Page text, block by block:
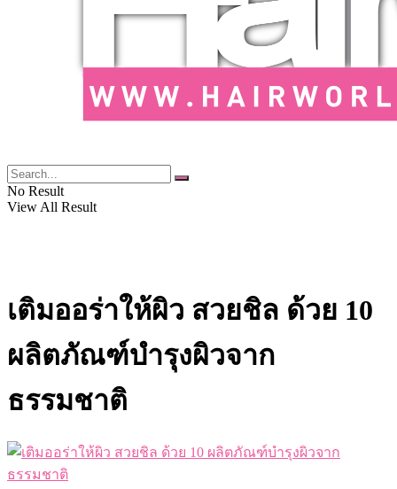
No Result
View All Result
เติมออร่าให้ผิว สวยชิล ด้วย 10
ผลิตภัณฑ์บำรุงผิวจาก
ธรรมชาติ